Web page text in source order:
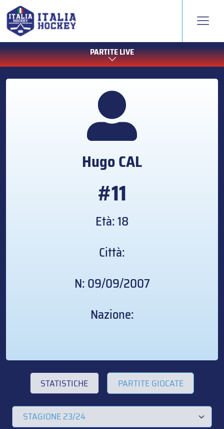
PARTITE LIVE
HugoCAL
#11
Età: 18
Città:
N: 09/09/2007
Nazione:
STATISTICHE PARTITE GIOCATE